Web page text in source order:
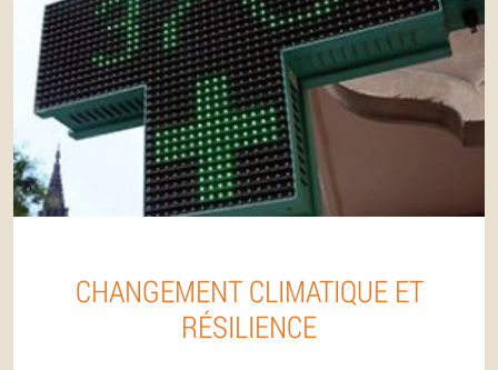
CHANGEMENT CLIMATIQUE ET
RÉSILIENCE